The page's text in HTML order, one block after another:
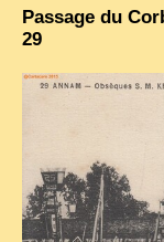
Passage du
29